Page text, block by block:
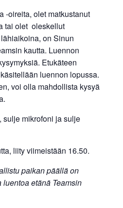
-oireita, olet matkustanut
tai olet oleskellut
on Sinun
kautta. Luennon
Etukäteen
luennon lopussa.
voi olla mahdollista kysyä
mikrofoni ja sulje
liity viimeistään 16.50.
paikan päällä on
etänä Teamsin